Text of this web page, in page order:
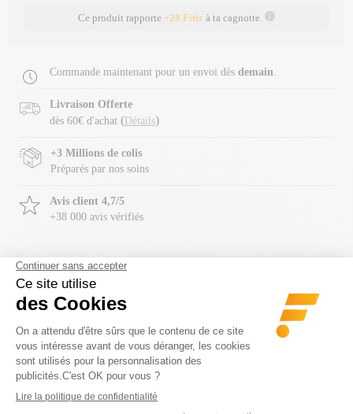
Ce produit rapporte +28 Fitiz à ta cagnotte.
Commande maintenant pour un envoi dès demain.
Livraison Offerte
dès 60€ d'achat ( Détails)
+3 Millions de colis
Préparés par nos soins
Avis client 4,7/5
+38 000 avis vérifiés
Description Composition
Wrist wrapde la marque
est un accessoire de
sécurité maximale
au niveau des poignets lors de séances lourdes.
En effet, lorsque tu soulèves des charges lourdes, il est important de
garantir unsoutien et une stabilité à tes poignets
Son élasticitépermet de faire plusieurs fois le tour de tes poignets